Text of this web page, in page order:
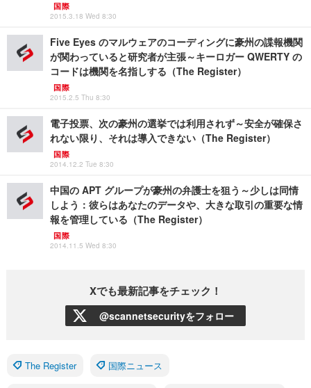
国際
2015.3.18 Wed 8:30
Five Eyes のマルウェアのコーディングに豪州の諜報機関
が関わっていると研究者が主張～キーロガー QWERTY の
コードは機関を名指しする（The Register）
国際
2015.2.5 Thu 8:30
電子投票、次の豪州の選挙では利用されず～安全が確保さ
れない限り、それは導入できない（The Register）
国際
2014.12.2 Tue 8:30
中国の APT グループが豪州の弁護士を狙う～少しは同情
しよう：彼らはあなたのデータや、大きな取引の重要な情
報を管理している（The Register）
国際
2014.11.5 Wed 8:30
Xでも最新記事をチェック！
@scannetsecurityをフォロー
The Register 国際ニュース